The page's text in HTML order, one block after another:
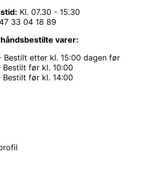
Kl. 07.30 - 15.30
33 04 18 89
varer:
Bestilt etter kl. 15:00 dagen før
Bestilt før kl. 10:00
Bestilt før kl. 14:00